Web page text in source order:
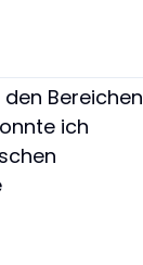
Bereichen
ich